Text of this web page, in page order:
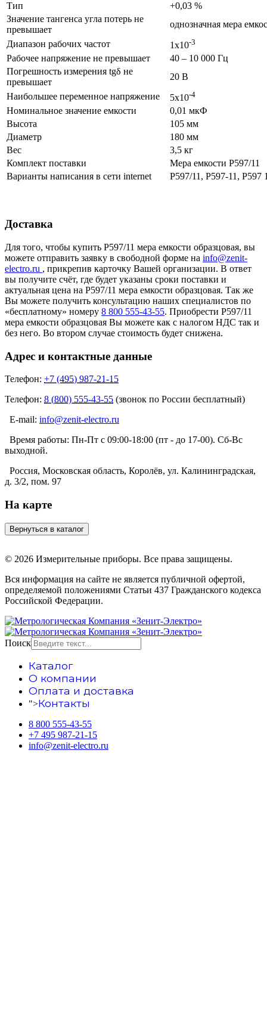
Тип
+0,03 %
Значение тангенса угла потерь не
превышает
однозначная мера
Диапазон рабочих частот
1х10-3
Рабочее напряжение не превышает
40 – 10 000 Гц
Погрешность измерения tgδ не
превышает
20 В
Наибольшее переменное напряжение
5х10-4
Номинальное значение емкости
0,01 мкФ
Высота
105 мм
Диаметр
180 мм
Вес
3,5 кг
Комплект поставки
Мера емкости Р597/11
Варианты написания в сети internet
Р597/11, Р597-11, Р597
Доставка
Для того, чтобы купить Р597/11 мера емкости образцовая, вы
можете отправить заявку в свободной форме на info@zenit-
electro.ru , прикрепив карточку Вашей организации. В ответ
вы получите счёт, где будет указаны сроки поставки и
актуальная цена на Р597/11 мера емкости образцовая. Так же
Вы можете получить консультацию наших специалистов по
«бесплатному» номеру 8 800 555-43-55. Приобрести Р597/11
мера емкости образцовая Вы можете как с налогом НДС так и
без него. Во втором случае стоимость будет снижена.
Адрес и контактные данные
Телефон: +7 (495) 987-21-15
Телефон: 8 (800) 555-43-55 (звонок по России бесплатный)
E-mail: info@zenit-electro.ru
Время работы: Пн-Пт с 09:00-18:00 (пт - до 17-00). Сб-Вс
выходной.
Россия, Московская область, Королёв, ул. Калининградская,
д. 3/2, пом. 97
На карте
© 2026 Измерительные приборы. Все права защищены.
Вся информация на сайте не является публичной офертой,
определяемой положениями Статьи 437 Гражданского кодекса
Российской Федерации.
Поиск
Каталог
О компании
Оплата и доставка
">Контакты
8 800 555-43-55
+7 495 987-21-15
info@zenit-electro.ru